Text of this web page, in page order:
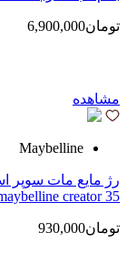
تومان6,900,000
مشاهده
Maybelline
creator 35
تومان930,000